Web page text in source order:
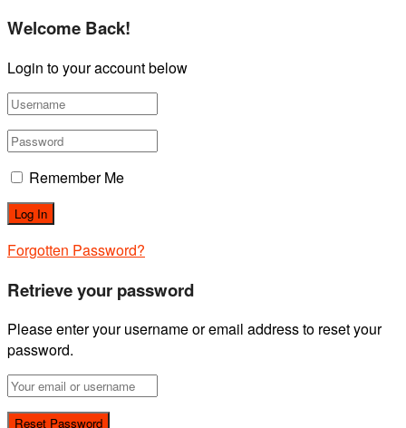
Welcome Back!
Login to your account below
Remember Me
Forgotten Password?
Retrieve your password
Please enter your username or email address to reset your
password.